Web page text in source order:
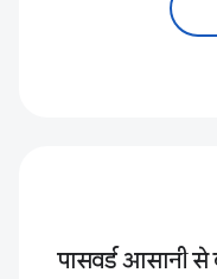
पासवर्ड आसानी से